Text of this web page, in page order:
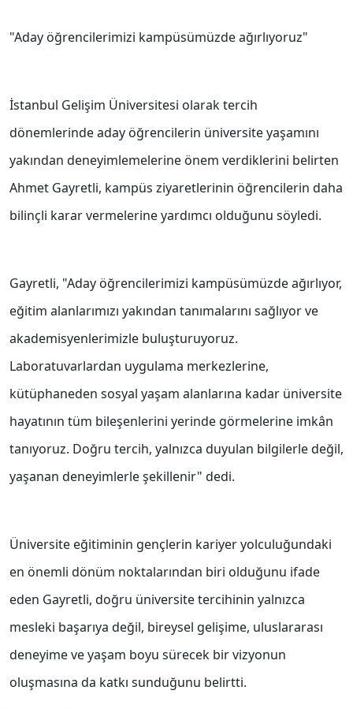
"Aday öğrencilerimizi kampüsümüzde ağırlıyoruz"
İstanbul Gelişim Üniversitesi olarak tercih
dönemlerinde aday öğrencilerin üniversite yaşamını
yakından deneyimlemelerine önem verdiklerini belirten
Ahmet Gayretli, kampüs ziyaretlerinin öğrencilerin daha
bilinçli karar vermelerine yardımcı olduğunu söyledi.
Gayretli, "Aday öğrencilerimizi kampüsümüzde ağırlıyor,
eğitim alanlarımızı yakından tanımalarını sağlıyor ve
akademisyenlerimizle buluşturuyoruz.
Laboratuvarlardan uygulama merkezlerine,
kütüphaneden sosyal yaşam alanlarına kadar üniversite
hayatının tüm bileşenlerini yerinde görmelerine imkân
tanıyoruz. Doğru tercih, yalnızca duyulan bilgilerle değil,
yaşanan deneyimlerle şekillenir" dedi.
Üniversite eğitiminin gençlerin kariyer yolculuğundaki
en önemli dönüm noktalarından biri olduğunu ifade
eden Gayretli, doğru üniversite tercihinin yalnızca
mesleki başarıya değil, bireysel gelişime, uluslararası
deneyime ve yaşam boyu sürecek bir vizyonun
oluşmasına da katkı sunduğunu belirtti.